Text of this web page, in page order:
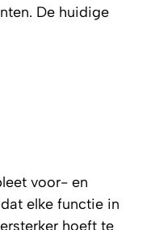
De huidige
voor- en
elke functie in
hoeft te